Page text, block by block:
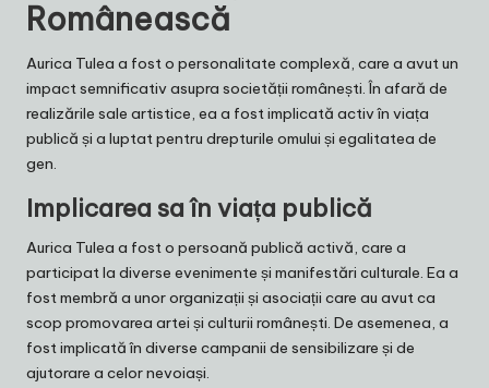
Românească
Aurica Tulea a fost o personalitate complexă, care a avut un
impact semnificativ asupra societății românești. În afară de
realizările sale artistice, ea a fost implicată activ în viața
publică și a luptat pentru drepturile omului și egalitatea de
gen.
Implicarea sa în viața publică
Aurica Tulea a fost o persoană publică activă, care a
participat la diverse evenimente și manifestări culturale. Ea a
fost membră a unor organizații și asociații care au avut ca
scop promovarea artei și culturii românești. De asemenea, a
fost implicată în diverse campanii de sensibilizare și de
ajutorare a celor nevoiași.